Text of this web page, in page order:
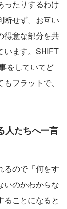
ったりするわけ
断せず、お互い
得意な部分を共
います。SHIFT
をしていてど
フラットで、
人たちへ一言
るので「何をす
いのかわからな
ることになると